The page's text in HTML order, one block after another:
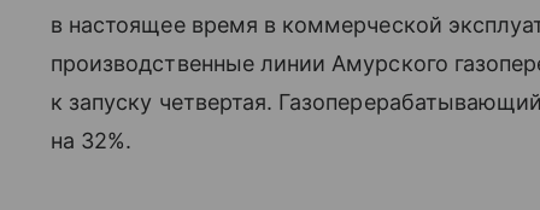
в настоящее время в коммерческой
производственные линии Амурского
к запуску четвертая.
на 32%.